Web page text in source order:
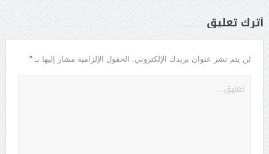
أترك تعليق
لن يتم نشر عنوان بريدك الإلكتروني. الحقول الإلزامية مشار إليها بـ *